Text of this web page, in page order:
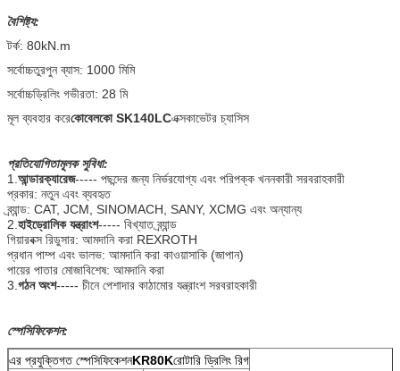
বৈশিষ্ট্য:
টর্ক: 80kN.m
সর্বোচ্চতুরপুন ব্যাস: 1000 মিমি
সর্বোচ্চড্রিলিং গভীরতা: 28 মি
মূল ব্যবহার করেকোবেলকো SK140LCএক্সকাভেটর চ্যাসিস
প্রতিযোগিতামূলক সুবিধা:
1. আন্ডারক্যারেজ----- পছন্দের জন্য নির্ভরযোগ্য এবং পরিপক্ক খননকারী সরবরাহকারী
প্রকার: নতুন এবং ব্যবহৃত
ব্র্যান্ড: CAT, JCM, SINOMACH, SANY, XCMG এবং অন্যান্য
2. হাইড্রোলিক যন্ত্রাংশ----- বিখ্যাত ব্র্যান্ড
গিয়ারবক্স রিডুসার: আমদানি করা REXROTH
প্রধান পাম্প এবং ভালভ: আমদানি করা কাওয়াসাকি (জাপান)
পায়ের পাতার মোজাবিশেষ: আমদানি করা
3. গঠন অংশ----- চীনে পেশাদার কাঠামোর যন্ত্রাংশ সরবরাহকারী
স্পেসিফিকেশন:
এর প্রযুক্তিগত স্পেসিফিকেশনKR80Kরোটারি ড্রিলিং রিগ